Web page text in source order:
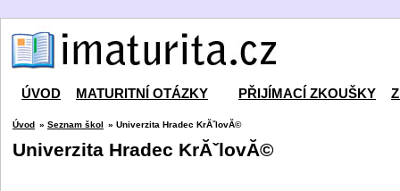
ÚVOD MATURITNÍ OTÁZKY PŘIJÍMACÍ ZKOUŠKY
Úvod » Seznam škol » Univerzita Hradec KrĂˇlovĂ©
Univerzita Hradec KrĂˇlovĂ©